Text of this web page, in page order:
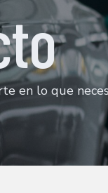
en lo que